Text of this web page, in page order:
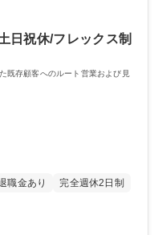
展開しています。★20馬力
さを誇り,国内シェアは第2
ます！ 学歴・資格
学力： 資格：
日祝休/フレックス制
既存顧客へのルート営業および見
職金あり
完全週休2日制